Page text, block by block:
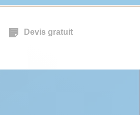
Devis gratuit